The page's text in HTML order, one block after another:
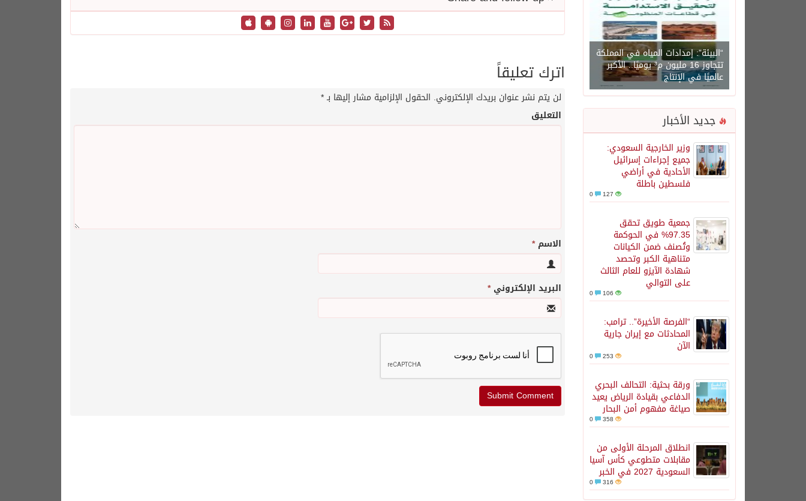
“البيئة”: إمدادات المياه في المملكة
تتجاوز 16 مليون م³ يوميًا.. الأكبر
عالميًا في الإنتاج
جديد الأخبار
وزير الخارجية السعودي:
جميع إجراءات إسرائيل
الأحادية في أراضي
فلسطين باطلة
127
جمعية طويق تحقق
97.35% في الحوكمة
وتُصنف ضمن الكيانات
متناهية الكبر وتحصد
شهادة الآيزو للعام الثالث
على التوالي
106
“الفرصة الأخيرة”.. ترامب:
المحادثات مع إيران جارية
الآن
253
ورقة بحثية: التحالف البحري
الدفاعي بقيادة الرياض يعيد
صياغة مفهوم أمن البحار
358
انطلاق المرحلة الأولى من
مقابلات متطوعي كأس آسيا
السعودية 2027 في الخبر
316
اترك تعليقاً
لن يتم نشر عنوان بريدك الإلكتروني. الحقول الإلزامية مشار إليها بـ*
التعليق
الاسم*
البريد الإلكتروني*